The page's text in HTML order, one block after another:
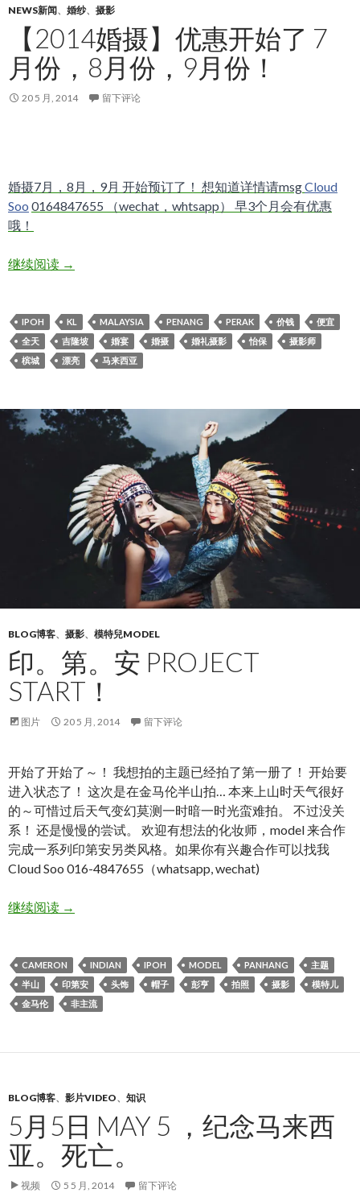
NEWS新闻、 婚纱、 摄影
【2014婚摄】优惠开始了 7
月份，8月份，9月份！
20 5 月, 2014 留下评论
婚摄7月，8月，9月 开始预订了！ 想知道详情请msgCloud
Soo 0164847655 （wechat，whtsapp） 早3个月会有优惠
哦！
继续阅读【2014婚摄】优惠开始了 7月份，8月份，9月份！
→
IPOH KL MALAYSIA PENANG PERAK 价钱
便宜
全天
吉隆坡 婚宴 婚摄 婚礼摄影 怡保
摄影师
槟城
漂亮 马来西亚
BLOG博客、 摄影、 模特兒MODEL
印。第。安 PROJECT
START！
图片 20 5 月, 2014 留下评论
开始了开始了～！ 我想拍的主题已经拍了第一册了！ 开始要
进入状态了！ 这次是在金马伦半山拍… 本来上山时天气很好
的～可惜过后天气变幻莫测一时暗一时光蛮难拍。 不过没关
系！ 还是慢慢的尝试。 欢迎有想法的化妆师，model 来合作
完成一系列印第安另类风格。如果你有兴趣合作可以找我
Cloud Soo 016-4847655（whatsapp, wechat)
继续阅读印。第。安 Project Start！
→
CAMERON INDIAN IPOH MODEL PANHANG
主题
半山
印第安 头饰 帽子 彭亨 拍照 摄影
模特儿
金马伦
非主流
BLOG博客、 影片VIDEO、 知识
5月5日 MAY 5 ，纪念马来西
亚。死亡。
视频 5 5 月, 2014 留下评论